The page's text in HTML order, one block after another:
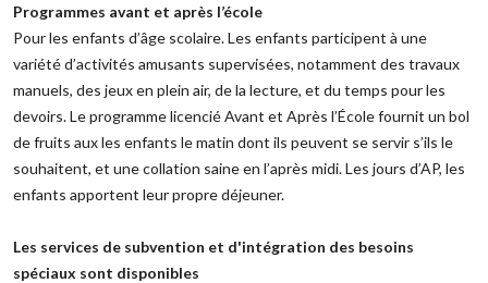
‌Programmes avant et après l’école
‌Pour les enfants d’âge scolaire. Les enfants participent à une
variété d’activités amusants supervisées, notamment des travaux
manuels, des jeux en plein air, de la lecture, et du temps pour les
devoirs. Le programme licencié Avant et Après l’École fournit un bol
de fruits aux les enfants le matin dont ils peuvent se servir s’ils le
souhaitent, et une collation saine en l’après midi. Les jours d’AP, les
enfants apportent leur propre déjeuner.
‌Les services de subvention et d'intégration des besoins
spéciaux sont disponibles